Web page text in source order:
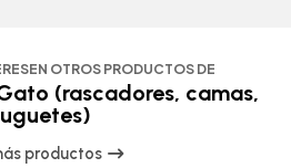
OTROS PRODUCTOS DE
(rascadores, camas,
productos